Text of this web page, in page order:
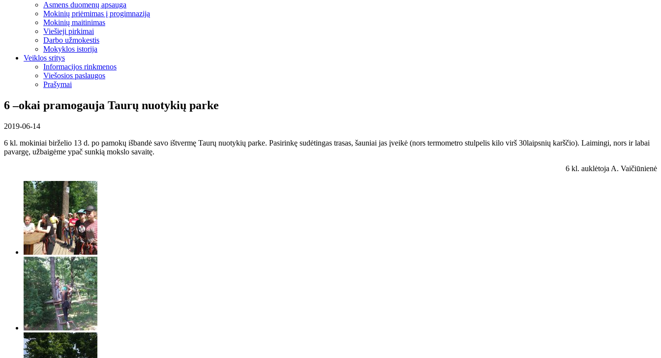
Asmens duomenų apsauga
Mokinių priėmimas į progimnaziją
Mokinių maitinimas
Viešieji pirkimai
Darbo užmokestis
Mokyklos istorija
Veiklos sritys
Informacijos rinkmenos
Viešosios paslaugos
Prašymai
6 –okai pramogauja Taurų nuotykių parke
2019-06-14
6 kl. mokiniai birželio 13 d. po pamokų išbandė savo ištvermę Taurų nuotykių parke. Pasirinkę sudėtingas trasas, šauniai jas įveikė (nors termometro stulpelis kilo virš 30laipsnių karščio). Laimingi, nors ir labai
pavargę, užbaigėme ypač sunkią mokslo savaitę.
6 kl. auklėtoja A. Vaičiūnienė